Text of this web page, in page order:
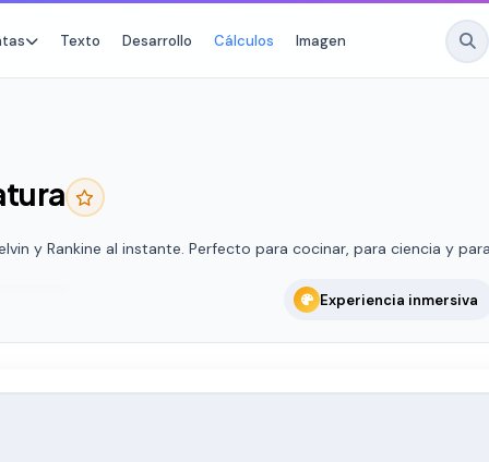
Texto Desarrollo Cálculos Imagen
y Rankine al instante. Perfecto para cocinar, para ciencia y
Experiencia inmersiva